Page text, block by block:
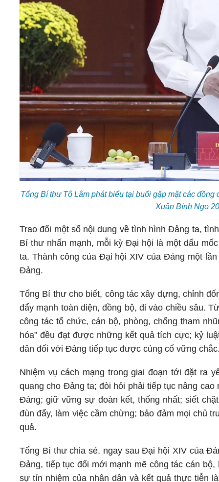
Tổng Bí thư Tô Lâm phát biểu tại buổi gặp mặt các
Xuân Bính Ngọ
Trao đổi một số nội dung về tình hình Đảng ta,
Bí thư nhấn mạnh, mỗi kỳ Đại hội là một dấu
ta. Thành công của Đại hội XIV của Đảng một
Đảng.
Tổng Bí thư cho biết, công tác xây dựng, chỉnh
đẩy mạnh toàn diện, đồng bộ, đi vào chiều sâu.
công tác tổ chức, cán bộ, phòng, chống tham
hóa” đều đạt được những kết quả tích cực; kỷ
dân đối với Đảng tiếp tục được củng cố vững
Nhiệm vụ cách mạng trong giai đoạn tới đặt ra
quang cho Đảng ta; đòi hỏi phải tiếp tục nâng
Đảng; giữ vững sự đoàn kết, thống nhất; siết
đùn đẩy, làm việc cầm chừng; bảo đảm mọi chủ
quả.
Tổng Bí thư chia sẻ, ngay sau Đại hội XIV của
Đảng, tiếp tục đổi mới mạnh mẽ công tác cán
sự tín nhiệm của nhân dân và kết quả thực tiễn